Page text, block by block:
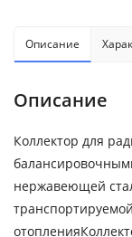
Описание
Описание
Коллектор для
нержавеющей